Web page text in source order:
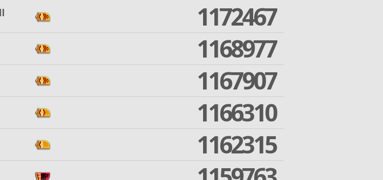
1172467
1168977
1167907
1166310
1162315